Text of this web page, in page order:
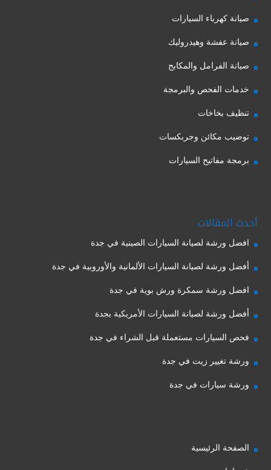
صيانة كهرباء السيارات
صيانة عفشة وهيدروليك
صيانة الفرامل والمكابح
خدمات الفحص والبرمجة
تنظيف بخاخات
توضيب مكائن وجربكسات
برمجة مفاتيح السيارات
أحدث المقالات
افضل ورشة لصيانة السيارات الصينية في جدة
أفضل ورشة لصيانة السيارات الألمانية والأوروبية في جدة
افضل ورشة سمكرة ورش بوية في جدة
أفضل ورشة لصيانة السيارات الأمريكية بجدة
فحص السيارات مستعملة قبل الشراء في جدة
ورشة تغيير زيت في جدة
ورشة سيارات في جدة
الصفحة الرئيسية